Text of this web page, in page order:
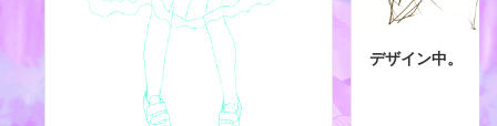
デザイン中。